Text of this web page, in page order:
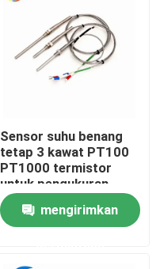
Sensor suhu benang
tetap 3 kawat PT100
PT1000 termistor
untuk pengukuran
yang akurat
mengirimkan